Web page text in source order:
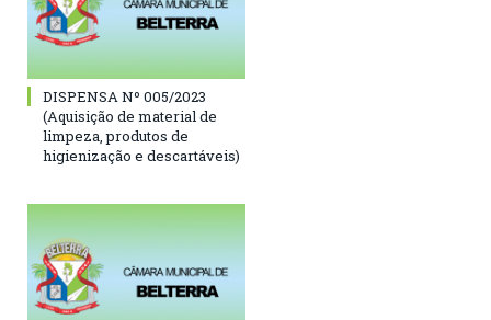
DISPENSA Nº 005/2023
(Aquisição de material de
limpeza, produtos de
higienização e descartáveis)